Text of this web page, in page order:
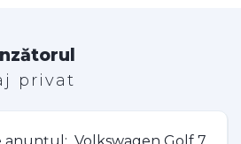
privat